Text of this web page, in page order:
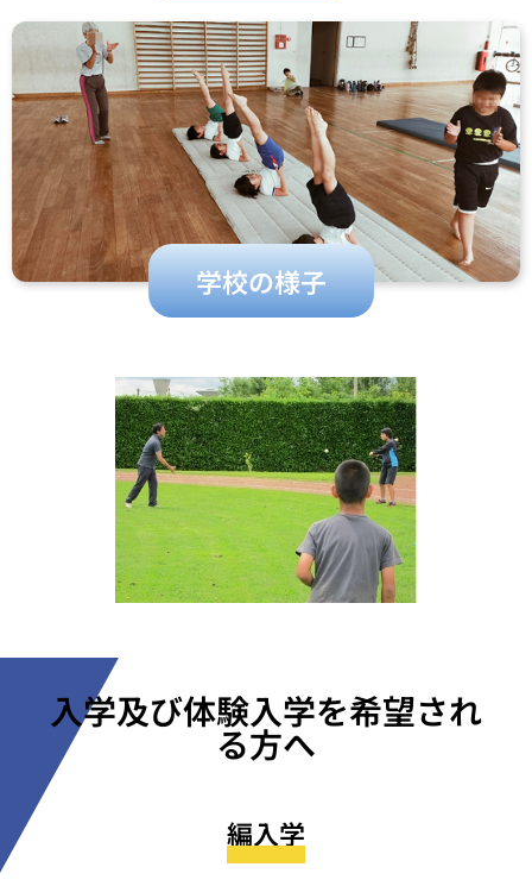
学校の様子
入学及び体験入学を希望され
る方へ
編入学